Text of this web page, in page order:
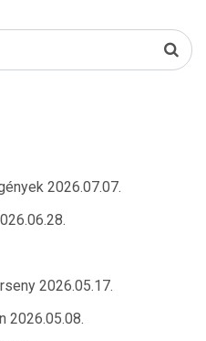
2026.07.07.
2026.05.17.
2026.05.08.